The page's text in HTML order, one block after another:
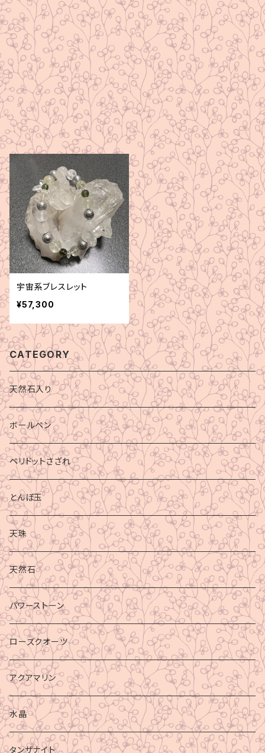
宇宙系ブレスレット
¥57,300
CATEGORY
天然石入り
ボールペン
ペリドットさざれ
とんぼ玉
天珠
天然石
パワーストーン
ローズクオーツ
アクアマリン
水晶
タンザナイト